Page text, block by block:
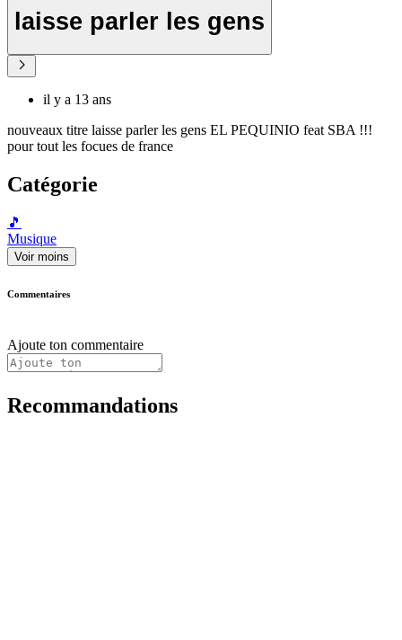
laisse parler les gens
il y a 13 ans
nouveaux titre laisse parler les gens EL PEQUINIO feat SBA !!!
pour tout les focues de france
Catégorie
🎵
Musique
Voir moins
Commentaires
Ajoute ton commentaire
Recommandations